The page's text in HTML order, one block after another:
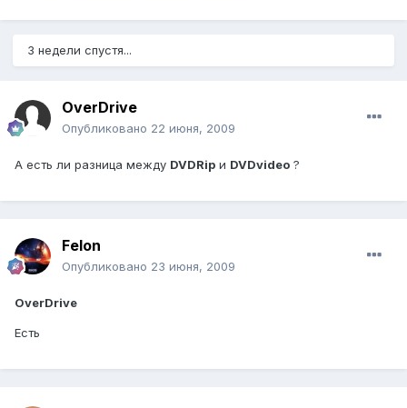
3 недели спустя...
OverDrive
Опубликовано 22 июня, 2009
А есть ли разница между DVDRip и DVDvideo ?
Felon
Опубликовано 23 июня, 2009
OverDrive
Есть